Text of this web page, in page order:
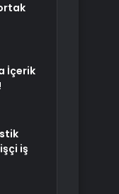
İçerik
iş